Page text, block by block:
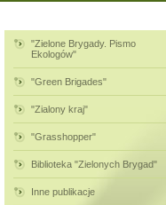
"Zielone Brygady. Pismo
Ekologów"
"Green Brigades"
"Zialony kraj"
"Grasshopper"
Biblioteka "Zielonych Brygad"
Inne publikacje